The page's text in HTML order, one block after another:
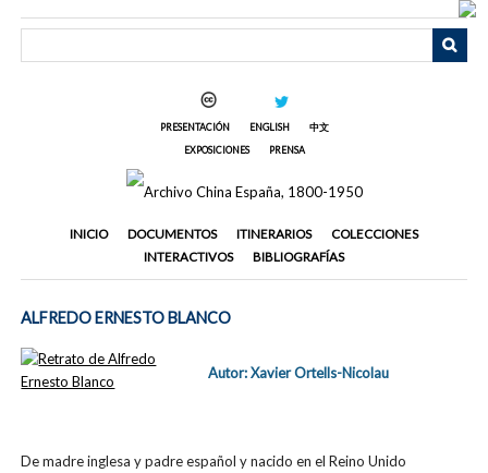
PRESENTACIÓN ENGLISH
中文
EXPOSICIONES
PRENSA
INICIO DOCUMENTOS ITINERARIOS
COLECCIONES
INTERACTIVOS
BIBLIOGRAFÍAS
ALFREDO ERNESTO BLANCO
Autor: Xavier Ortells-Nicolau
De madre inglesa y padre español y nacido en el Reino Unido